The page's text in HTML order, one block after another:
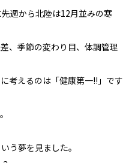
週から北陸は12月並みの寒
、季節の変わり目、体調管理
考えるのは「健康第一!!」です
う夢を見ました。